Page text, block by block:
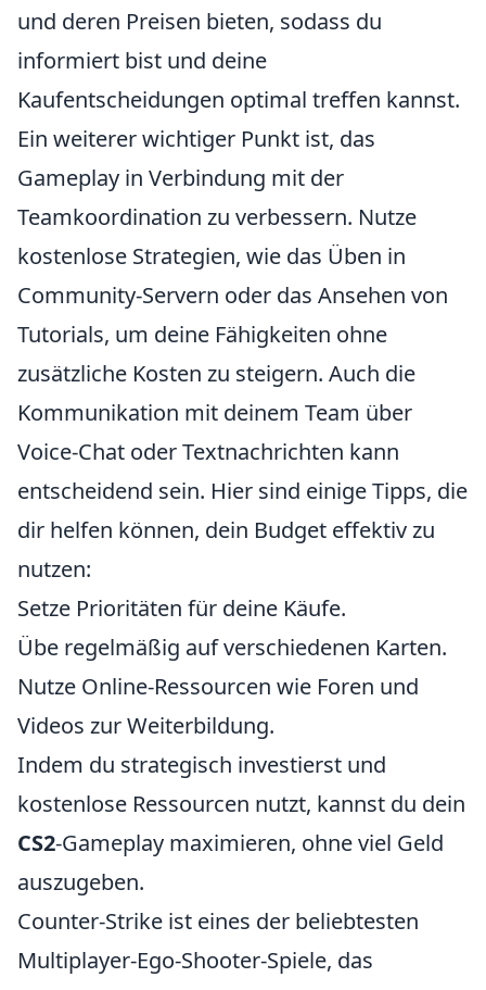
und deren Preisen bieten, sodass du
informiert bist und deine
Kaufentscheidungen optimal treffen kannst.
Ein weiterer wichtiger Punkt ist, das
Gameplay in Verbindung mit der
Teamkoordination zu verbessern. Nutze
kostenlose Strategien, wie das Üben in
Community-Servern oder das Ansehen von
Tutorials, um deine Fähigkeiten ohne
zusätzliche Kosten zu steigern. Auch die
Kommunikation mit deinem Team über
Voice-Chat oder Textnachrichten kann
entscheidend sein. Hier sind einige Tipps, die
dir helfen können, dein Budget effektiv zu
nutzen:
Setze Prioritäten für deine Käufe.
Übe regelmäßig auf verschiedenen Karten.
Nutze Online-Ressourcen wie Foren und
Videos zur Weiterbildung.
Indem du strategisch investierst und
kostenlose Ressourcen nutzt, kannst du dein
CS2-Gameplay maximieren, ohne viel Geld
auszugeben.
Counter-Strike ist eines der beliebtesten
Multiplayer-Ego-Shooter-Spiele, das